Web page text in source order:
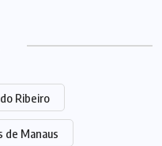
Ribeiro
de Manaus